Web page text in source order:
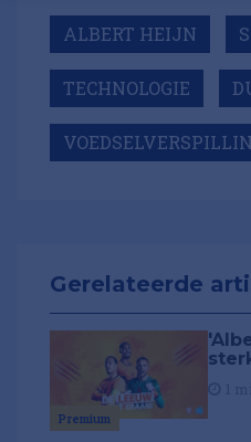
ALBERT HEIJN
TECHNOLOGIE
Gerelateerde
Premium